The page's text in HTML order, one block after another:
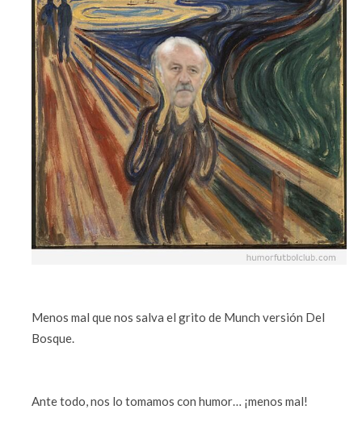
Menos mal que nos salva el grito de Munch versión Del
Bosque.
Ante todo, nos lo tomamos con humor… ¡menos mal!